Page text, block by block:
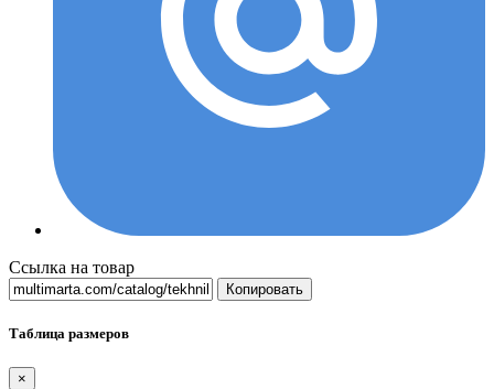
Ссылка на товар
Копировать
Таблица размеров
×